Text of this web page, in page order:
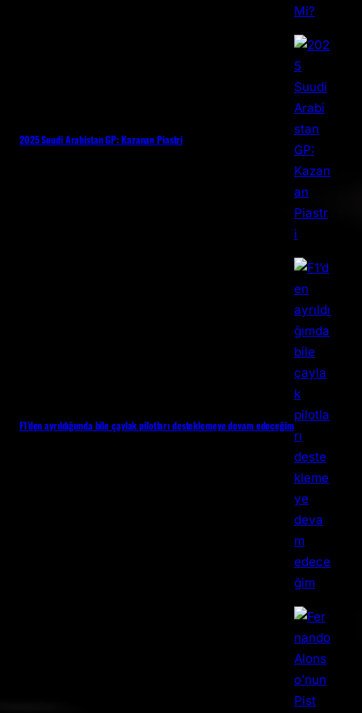
2025 Suudi Arabistan GP: Kazanan Piastri
F1’den ayrıldığımda bile çaylak pilotları desteklemeye devam edeceğim